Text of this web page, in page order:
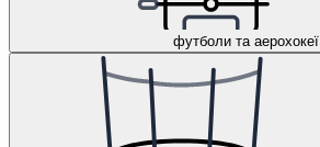
футболи та аерохокеї